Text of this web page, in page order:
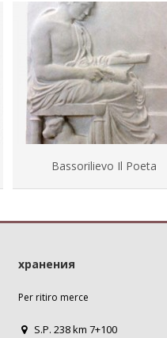
Bassorilievo Il Poeta
хранения
Per ritiro merce
S.P. 238 km 7+100